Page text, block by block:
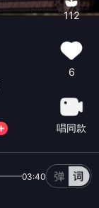
112
6
唱同款
03:40